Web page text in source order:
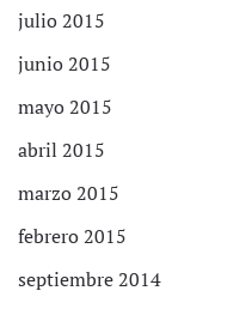
julio 2015
junio 2015
mayo 2015
abril 2015
marzo 2015
febrero 2015
septiembre 2014